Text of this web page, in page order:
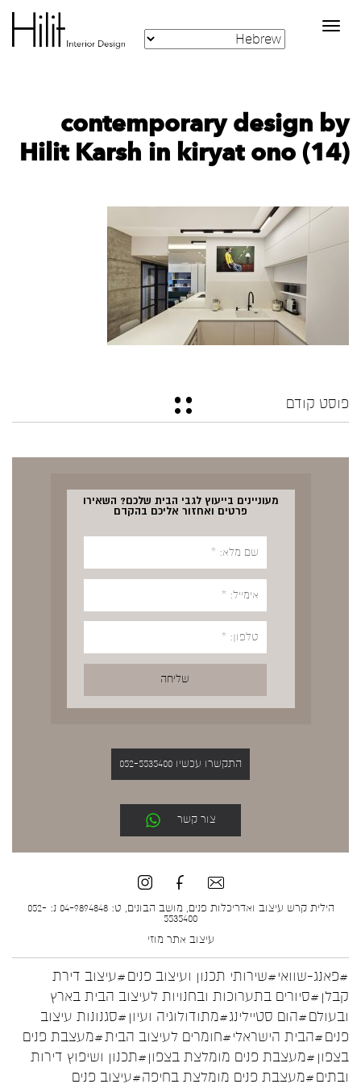
Toggle
navigation
contemporary design by
Hilit Karsh in kiryat ono (14)
פוסט קודם
מעוניינים בייעוץ לגבי הבית שלכם? השאירו
פרטים ואחזור אליכם בהקדם
התקשרו עכשיו 052-5535400
צור קשר
הילית קרש עיצוב ואדריכלות פנים, מושב הבונים, ט: 04-9894848 נ: 052-
5535400
עיצוב אתר מוזי
#פאנג-שוואי#שירותי תכנון ועיצוב פנים#עיצוב דירת
קבלן #סיורים בתערוכות ובחנויות לעיצוב הבית בארץ
ובעולם#הום סטיילינג#מתודולוגיה ועיון #סגנונות עיצוב
פנים#הבית הישראלי#חומרים לעיצוב הבית#מעצבת פנים
בצפון #מעצבת פנים מומלצת בצפון#תכנון ושיפוץ דירות
ובתים#מעצבת פנים מומלצת בחיפה#עיצוב פנים